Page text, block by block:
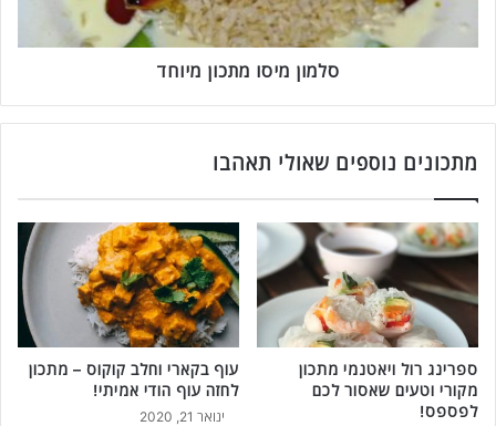
ו
ן
י
ח
סלמון מיסו מתכון מיוחד
מתכונים נוספים שאולי תאהבו
ספרינג רול ויאטנמי מתכון
מקורי וטעים שאסור לכם
לפספס!
עוף בקארי וחלב קוקוס – מתכון
לחזה עוף הודי אמיתי!
ינואר 21, 2020